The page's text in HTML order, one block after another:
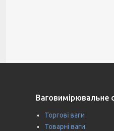
Ваговимірювальне
Торгові ваги
Товарні ваги